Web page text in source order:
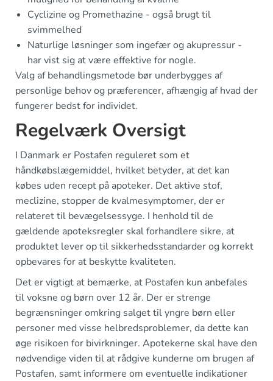
Cyclizine og Promethazine - også brugt til
svimmelhed
Naturlige løsninger som ingefær og akupressur -
har vist sig at være effektive for nogle.
Valg af behandlingsmetode bør underbygges af
personlige behov og præferencer, afhængig af hvad der
fungerer bedst for individet.
Regelværk Oversigt
I Danmark er Postafen reguleret som et
håndkøbslægemiddel, hvilket betyder, at det kan
købes uden recept på apoteker. Det aktive stof,
meclizine, stopper de kvalmesymptomer, der er
relateret til bevægelsessyge. I henhold til de
gældende apoteksregler skal forhandlere sikre, at
produktet lever op til sikkerhedsstandarder og korrekt
opbevares for at beskytte kvaliteten.
Det er vigtigt at bemærke, at Postafen kun anbefales
til voksne og børn over 12 år. Der er strenge
begrænsninger omkring salget til yngre børn eller
personer med visse helbredsproblemer, da dette kan
øge risikoen for bivirkninger. Apotekerne skal have den
nødvendige viden til at rådgive kunderne om brugen af
Postafen, samt informere om eventuelle indikationer